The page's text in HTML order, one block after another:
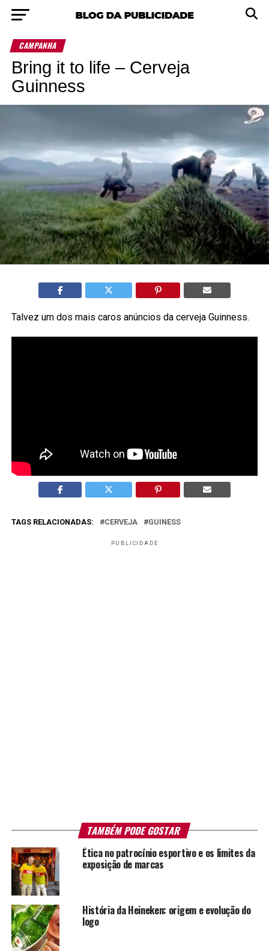
CAMPANHA
Bring it to life – Cerveja
Guinness
Talvez um dos mais caros anúncios da cerveja Guinness.
TAGS RELACIONADAS: CERVEJA GUINESS
PUBLICIDADE
TAMBÉM PODE GOSTAR
Ética no patrocínio esportivo e os limites da
exposição de marcas
História da Heineken: origem e evolução do
logo